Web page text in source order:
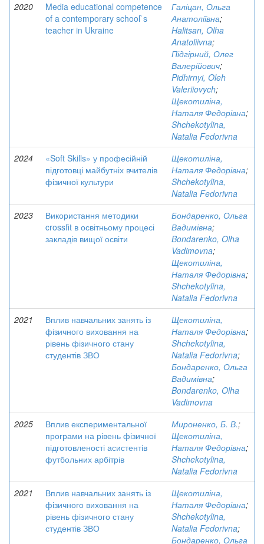
2020
Media educational competence
of a contemporary school`s
teacher in Ukraine
Галіцан, Ольга
Анатоліївна;
Halitsan, Olha
Anatoliivna;
Підгірний, Олег
Валерійович;
Pidhirnyi, Oleh
Valeriiovych;
Щекотиліна,
Наталя Федорівна;
Shchekotylina,
Natalia Fedorivna
2024
«Soft Skills» у професійній
підготовці майбутніх вчителів
фізичної культури
Щекотиліна,
Наталя Федорівна;
Shchekotylina,
Natalia Fedorivna
2023
Використання методики
crossfit в освітньому процесі
закладів вищої освіти
Бондаренко, Ольга
Вадимівна;
Bondarenko, Olha
Vadimovna;
Щекотиліна,
Наталя Федорівна;
Shchekotylina,
Natalia Fedorivna
2021
Вплив навчальних занять із
фізичного виховання на
рівень фізичного стану
студентів ЗВО
Щекотиліна,
Наталя Федорівна;
Shchekotylina,
Natalia Fedorivna;
Бондаренко, Ольга
Вадимівна;
Bondarenko, Olha
Vadimovna
2025
Вплив експериментальної
програми на рівень фізичної
підготовленості асистентів
футбольних арбітрів
Мироненко, Б. В.;
Щекотиліна,
Наталя Федорівна;
Shchekotylina,
Natalia Fedorivna
2021
Вплив навчальних занять із
фізичного виховання на
рівень фізичного стану
студентів ЗВО
Щекотиліна,
Наталя Федорівна;
Shchekotylina,
Natalia Fedorivna;
Бондаренко, Ольга